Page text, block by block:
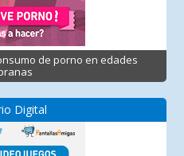
de porno en edades
Digital